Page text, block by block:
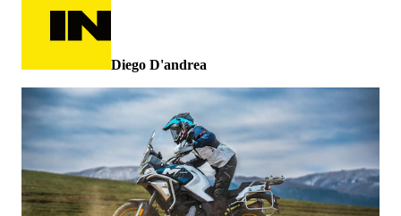
Diego D'andrea